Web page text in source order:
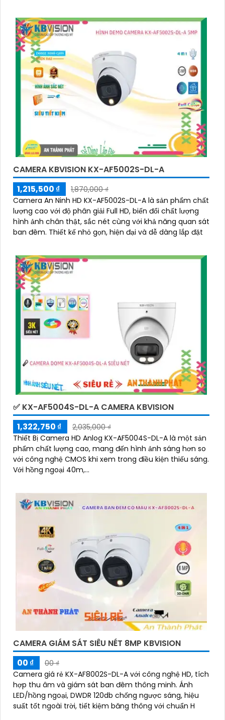
CAMERA KBVISION KX-AF5002S-DL-A
1,215,500 ₫
1,870,000 ₫
Camera An Ninh HD KX-AF5002S-DL-A là sản phẩm chất
lượng cao với độ phân giải Full HD, biến đổi chất lượng
hình ảnh chân thật, sắc nét cùng với khả năng quan sát
ban đêm. Thiết kế nhỏ gọn, hiện đại và dễ dàng lắp đặt
✅ KX-AF5004S-DL-A CAMERA KBVISION
1,322,750 ₫
2,035,000 ₫
Thiết Bị Camera HD Anlog KX-AF5004S-DL-A là một sản
phẩm chất lượng cao, mang đến hình ảnh sáng hơn so
với công nghệ CMOS khi xem trong điều kiện thiếu sáng.
Với hồng ngoại 40m,...
CAMERA GIÁM SÁT SIÊU NÉT 8MP KBVISION
00 ₫
00 ₫
Camera giá rẻ KX-AF8002S-DL-A với công nghệ HD, tích
hợp thu âm và giám sát ban đêm thông minh. Ánh
LED/hồng ngoại, DWDR 120db chống ngược sáng, hiệu
suất tốt ngoài trời, tiết kiệm băng thông với chuẩn H